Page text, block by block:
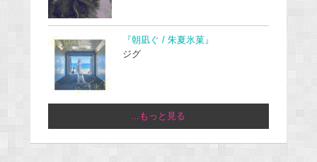
『朝凪ぐ / 朱夏氷菓』
ジグ
...もっと見る